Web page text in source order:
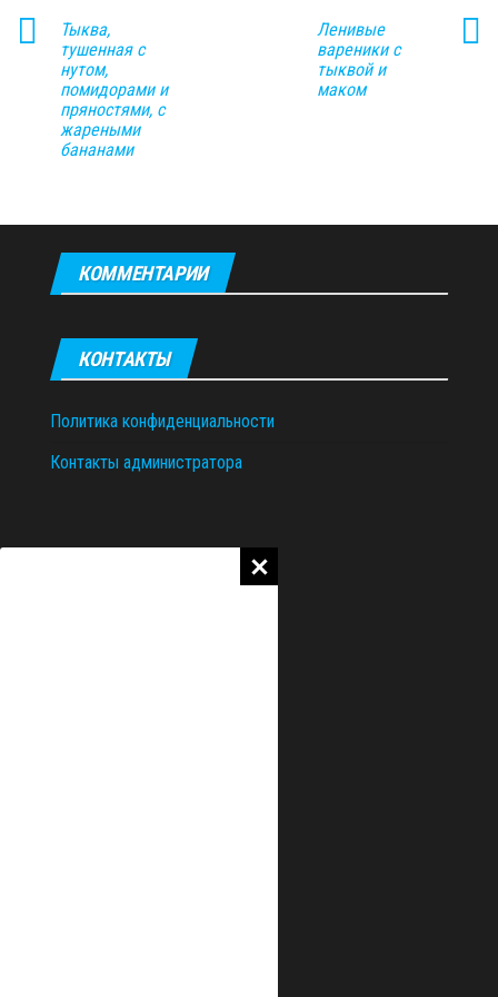
Тыква,
тушенная с
нутом,
помидорами и
пряностями, с
жареными
бананами
Ленивые
вареники с
тыквой и
маком
КОММЕНТАРИИ
КОНТАКТЫ
Политика конфиденциальности
Контакты администратора